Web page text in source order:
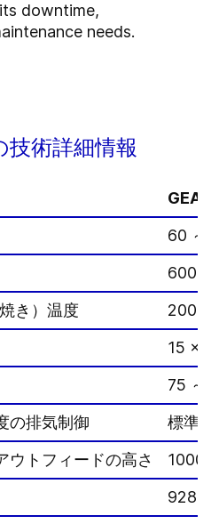
downtime,
needs.
術詳細情報
GEA
60 ～
600
き）温度
200 °C
15 ×
75 ～
の排気制御
標準
ウトフィードの高さ
1000